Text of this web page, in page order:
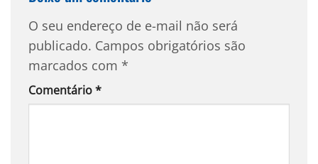
O seu endereço de e-mail não será
publicado. Campos obrigatórios são
marcados com *
Comentário*